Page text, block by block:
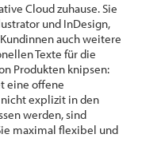
Cloud zuhause. Sie
und InDesign,
auch weitere
Texte für die
Produkten knipsen:
eine offene
explizit in den
werden, sind
maximal flexibel und